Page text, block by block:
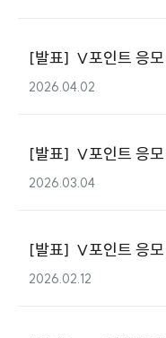
[발표] V포인트 응
2026.04.02
[발표] V포인트 응
2026.03.04
[발표] V포인트 응
2026.02.12